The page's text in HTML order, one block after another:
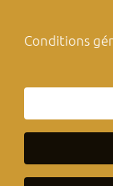
Conditions